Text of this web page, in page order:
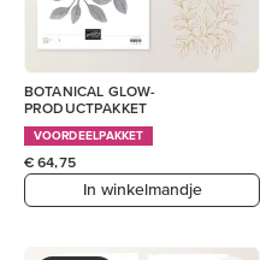
BOTANICAL GLOW-
PRODUCTPAKKET
VOORDEELPAKKET
€ 64,75
In winkelmandje